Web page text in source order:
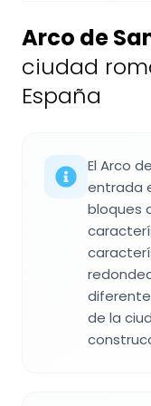
Arco de
ciudad
España
El Arco
entrada
bloques
de la